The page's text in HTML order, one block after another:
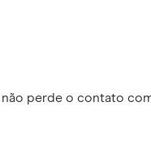
perde o contato